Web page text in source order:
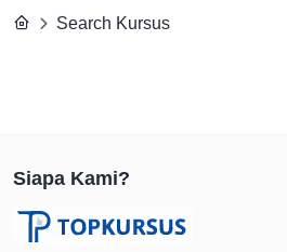
Search Kursus
Siapa Kami?